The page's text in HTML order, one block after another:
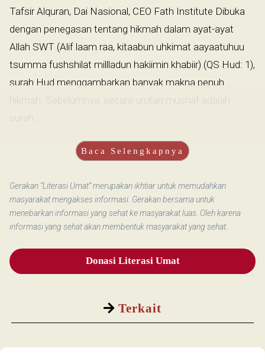
Terkait
Tafsir Alquran, Dai Nasional, CEO Fath Institute Dibuka
dengan penegasan tentang hikmah dalam ayat-ayat
Allah SWT (Alif laam raa, kitaabun uhkimat aayaatuhuu
tsumma fushshilat millladun hakiimin khabiir) (QS Hud: 1),
surah Hud menggambarkan banyak makna penuh
hikmah. Sebelumnya, secara urutan mushaf adalah
surah...
Baca Selengkapnya
Gerakan “Literasi Umat” merupakan ikhtiar untuk memudahkan
masyarakat mengakses informasi. Gerakan bersama untuk
menebarkan informasi yang sehat ke masyarakat luas. Oleh karena
informasi yang sehat akan membentuk masyarakat yang sehat.
Donasi Literasi Umat